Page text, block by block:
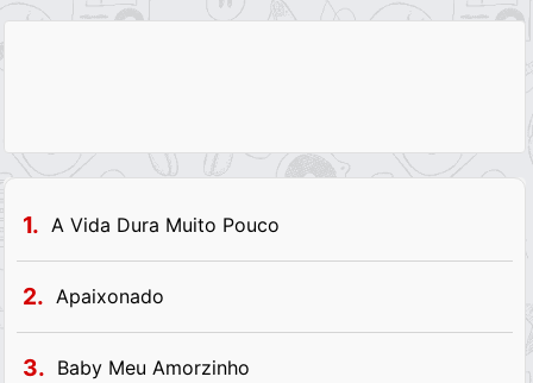
1. A Vida Dura Muito Pouco
2. Apaixonado
3. Baby Meu Amorzinho